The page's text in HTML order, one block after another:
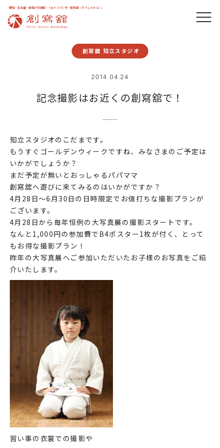
愛知・名古屋・岐阜の写真館・フォトスタジオ「創寫舘（そうしゃかん）」
創寫舘 知立スタジオ
2014.04.24
記念撮影はお近くの創寫舘で！
知立スタジオのこだまです。
もうすぐゴールデンウィークですね、みなさまのご予定は
いかがでしょうか？
まだ予定が無いとおっしゃるパパママ
創寫舘へ遊びに来てみるのはいかがですか？
4月28日～6月30日の日時限定でお値打ちな撮影プランが
ございます。
4月28日から毎年恒例の大写真展の撮影スタートです。
なんと1,000円の参加費でB4ポスター1枚が付く、とって
もお得な撮影プラン！
昨年の大写真展へご参加いただいたお子様のお写真をご紹
介いたします。
習い事の衣裳での撮影や